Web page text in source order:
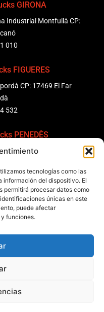
tecnologías como las
información del dispositivo. El
permitirá procesar datos como
únicas en este
puede afectar
funciones.
GIRONA
Industrial Montfullà CP:
010
FIGUERES
CP: 17469 El Far
532
PENEDÈS
Molanta, CP: 08799
91
BARCELONA
Barcelona, España
Condiciones generales